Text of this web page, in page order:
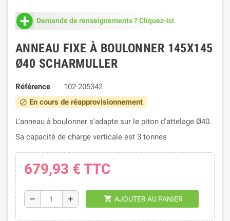
Demande de renseignements ? Cliquez-ici
ANNEAU FIXE À BOULONNER 145X145
Ø40 SCHARMULLER
Référence 102-205342
block En cours de réapprovisionnement
L'anneau à boulonner s'adapte sur le piton d'attelage Ø40.
Sa capacité de charge verticale est 3 tonnes
679,93 € TTC
remove add shopping_cart AJOUTER AU PANIER